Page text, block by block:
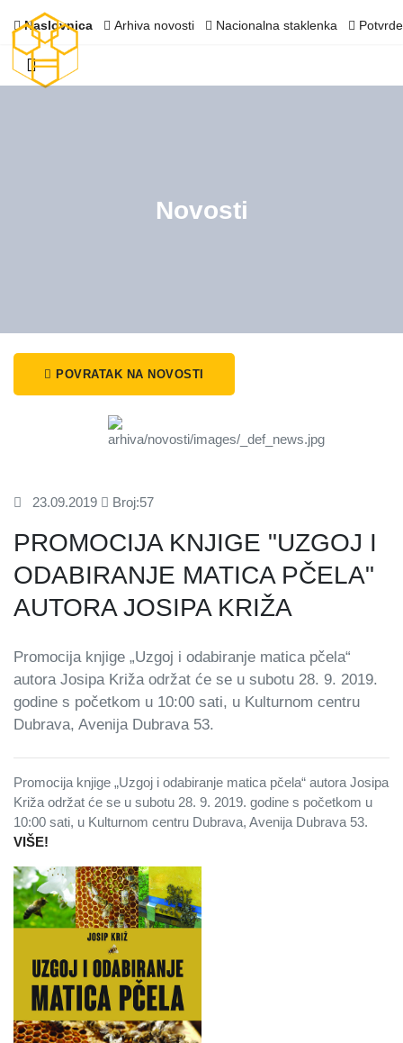
Naslovnica Arhiva novosti Nacionalna staklenka Potvrde
Novosti
POVRATAK NA NOVOSTI
23.09.2019 Broj:57
PROMOCIJA KNJIGE "UZGOJ I
ODABIRANJE MATICA PČELA"
AUTORA JOSIPA KRIŽA
Promocija knjige „Uzgoj i odabiranje matica pčela“
autora Josipa Križa održat će se u subotu 28. 9. 2019.
godine s početkom u 10:00 sati, u Kulturnom centru
Dubrava, Avenija Dubrava 53.
Promocija knjige „Uzgoj i odabiranje matica pčela“ autora Josipa
Križa održat će se u subotu 28. 9. 2019. godine s početkom u
10:00 sati, u Kulturnom centru Dubrava, Avenija Dubrava 53.
VIŠE!